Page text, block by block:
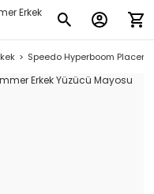
Speedo Hyperboom